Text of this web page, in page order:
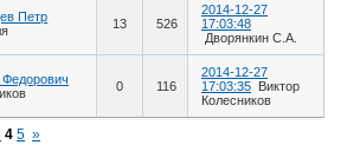
Петр
13 526
2014-12-27
17:03:48
Дворянкин С.А.
0 116
2014-12-27
17:03:35 Виктор
Колесников
4 5 »